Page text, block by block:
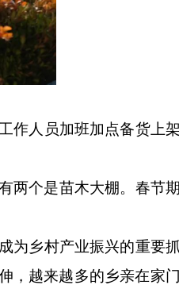
作人员加班加点备货上
两个是苗木大棚。春节
为乡村产业振兴的重要
，越来越多的乡亲在家